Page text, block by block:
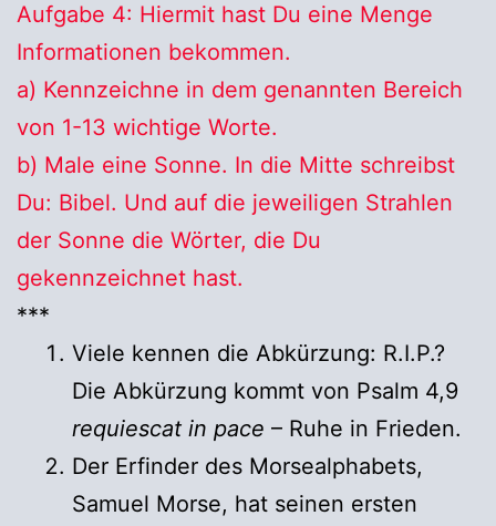
Aufgabe 4: Hiermit hast Du eine Menge
Informationen bekommen.
a) Kennzeichne in dem genannten Bereich
von 1-13 wichtige Worte.
b) Male eine Sonne. In die Mitte schreibst
Du: Bibel. Und auf die jeweiligen Strahlen
der Sonne die Wörter, die Du
gekennzeichnet hast.
***
Viele kennen die Abkürzung: R.I.P.?
Die Abkürzung kommt von Psalm 4,9
requiescat in pace – Ruhe in Frieden.
Der Erfinder des Morsealphabets,
Samuel Morse, hat seinen ersten